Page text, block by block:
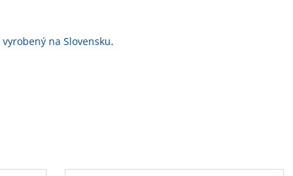
vyrobený na Slovensku.